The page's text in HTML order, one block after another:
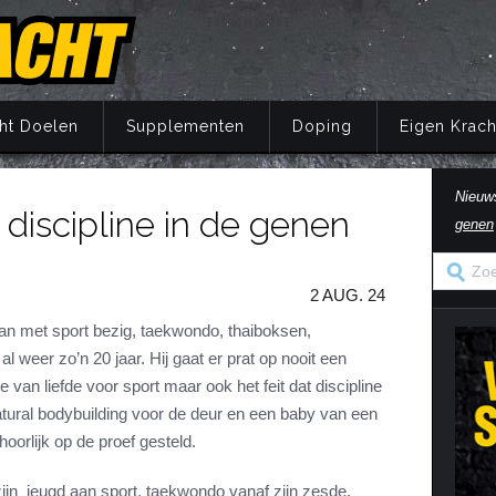
Trainingsprincipes
Krachtoefeningen Armen
Krachtoefeningen Borst
Krachtoefeningen Buik
Belang van voeding
Koolhydraten
Vetten
Vocht
Doelen
Principes
Supplementen
Herstel
Mentaal
Voeding
Mentaal
Supplementen Doping
Wat is doping?
Nuchtere feiten over doping
Veel gestelde vragen
Eigen
Eigen Kracht
in de genen
2 AUG. 24
met sport bezig, taekwondo, thaiboksen,
weer zo’n 20 jaar. Hij gaat er prat op nooit een
van liefde voor sport maar ook het feit dat discipline
bodybuilding voor de deur en een baby van een
op de proef gesteld.
jeugd aan sport, taekwondo vanaf zijn zesde,
genen